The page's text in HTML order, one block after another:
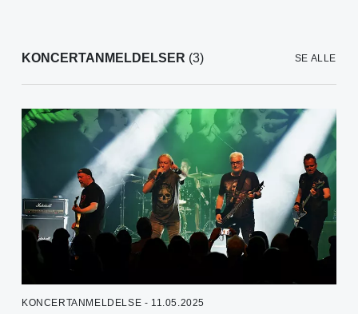
KONCERTANMELDELSER (3) SE ALLE
KONCERTANMELDELSE - 11.05.2025